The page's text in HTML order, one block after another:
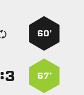
60’
67’
: